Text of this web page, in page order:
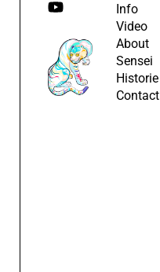
Info
Video
About
Sensei
Historie
Contact